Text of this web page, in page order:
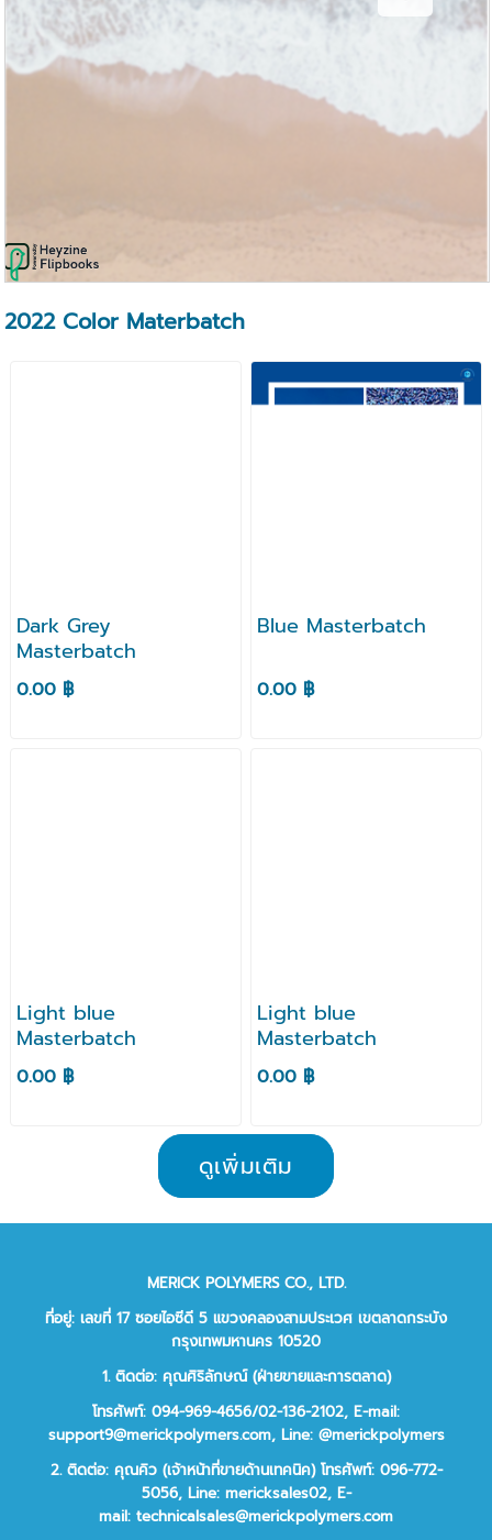
2022 Color Materbatch
Dark Grey
Masterbatch
0.00 ฿
Blue Masterbatch
0.00 ฿
Light blue
Masterbatch
0.00 ฿
Light blue
Masterbatch
0.00 ฿
ดูเพิ่มเติม
MERICK POLYMERS CO., LTD.
ที่อยู่: เลขที่ 17 ซอยไอซีดี 5 แขวงคลองสามประเวศ เขตลาดกระบัง
กรุงเทพมหานคร 10520
1. ติดต่อ: คุณศิริลักษณ์ (ฝ่ายขายและการตลาด)
โทรศัพท์: 094-969-4656/02-136-2102, E-mail:
support9@merickpolymers.com, Line: @merickpolymers
2.ติดต่อ: คุณคิว (เจ้าหน้าที่ขายด้านเทคนิค)โทรศัพท์: 096-772-
5056, Line: mericksales02, E-
mail: technicalsales@merickpolymers.com